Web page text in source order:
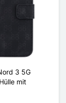
3 5G
mit